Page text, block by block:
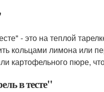
- это на теплой
кольцами лимона или
картофельного пюре,
в тесте"